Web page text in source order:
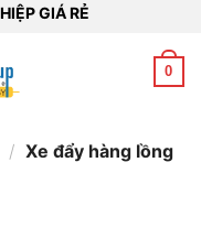
GIÁ RẺ
0
/ Xe đẩy hàng lồng